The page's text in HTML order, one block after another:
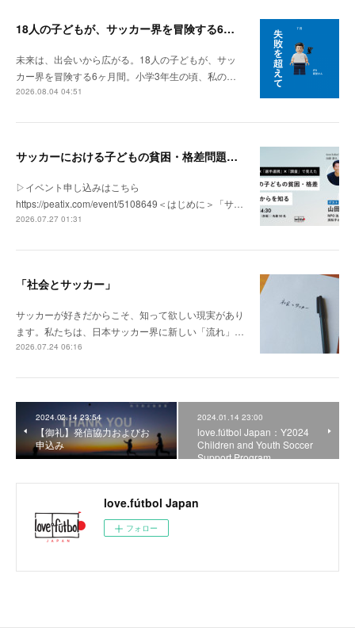
18人の子どもが、サッカー界を冒険する6ヶ月間。
未来は、出会いから広がる。18人の子どもが、サッ
カー界を冒険する6ヶ月間。小学3年生の頃、私の…
2026.08.04 04:51
サッカーにおける子どもの貧困・格差問題の現状 | 「社会とサッカー」vol.1
▷イベント申し込みはこちら
https://peatix.com/event/5108649＜はじめに＞「サ…
2026.07.27 01:31
「社会とサッカー」
サッカーが好きだからこそ、知って欲しい現実があり
ます。私たちは、日本サッカー界に新しい「流れ」…
2026.07.24 06:16
2024.02.14 23:54
【御礼】発信協力およびお
申込み
2024.01.14 23:00
love.fútbol Japan：Y2024
Children and Youth Soccer
Support Program
love.fútbol Japan
フォロー